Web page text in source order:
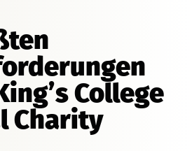
College
Charity